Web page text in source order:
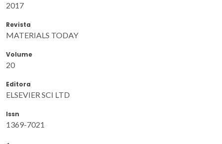
2017
Revista
MATERIALS TODAY
Volume
20
Editora
ELSEVIER SCI LTD
Issn
1369-7021